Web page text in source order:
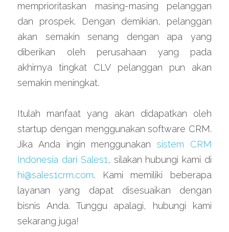
memprioritaskan masing-masing pelanggan
dan prospek. Dengan demikian, pelanggan
akan semakin senang dengan apa yang
diberikan oleh perusahaan yang pada
akhirnya tingkat CLV pelanggan pun akan
semakin meningkat.
Itulah manfaat yang akan didapatkan oleh
startup dengan menggunakan software CRM.
Jika Anda ingin menggunakan sistem CRM
Indonesia dari Sales1
hi@sales1crm.com. Kami memiliki beberapa
layanan yang dapat disesuaikan dengan
bisnis Anda. Tunggu apalagi, hubungi kami
sekarang juga!